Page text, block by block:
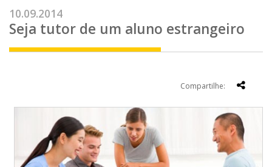
10.09.2014
Seja tutor de um aluno estrangeiro
Compartilhe: